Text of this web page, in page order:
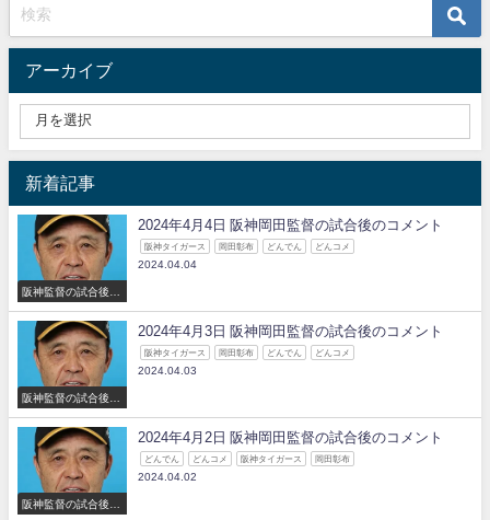
アーカイブ
新着記事
阪神監督の試合後の
2024年4月4日 阪神岡田監督の試合後のコメント
阪神タイガース 岡田彰布 どんでん どんコメ
2024.04.04
阪神監督の試合後の
2024年4月3日 阪神岡田監督の試合後のコメント
阪神タイガース 岡田彰布 どんでん どんコメ
2024.04.03
阪神監督の試合後の
2024年4月2日 阪神岡田監督の試合後のコメント
どんでん どんコメ 阪神タイガース 岡田彰布
2024.04.02